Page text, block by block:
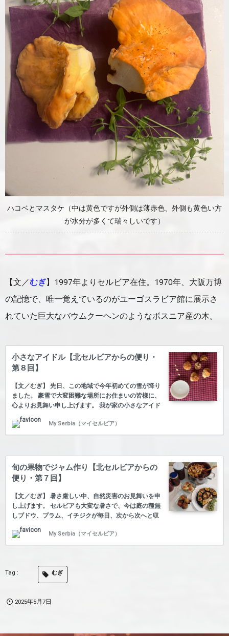
ハコベとマスタケ（中は黄色ですが外側は薄赤色、外側も黄色い方
が水分が多くて瑞々しいです）
【文／むぎ】1997年よりセルビア在住。1970年、大阪万博
の記憶で、唯一覚えているのがユーゴスラビア館に展示さ
れていた巨大なバウムクーヘンのようなボスニア産の木。
小さなアイドル【北セルビアからの便り・
第８回】
【文／むぎ】 先日、この地域で今年初めての雪が降り
ました。 豪雪で大変困難な場所にお住まいの皆様に、
心よりお見舞い申し上げます。 我が家の小さなアイド
ルは、ネズミくんです。 最近、やっとその存在に気が
ついて、可愛いらしさに魅了されています。 最初に見
た時は、あまりにも動きが早過ぎて、何が起きている
アニメ育ちなので、餌に早速チーズをあげてみまし
た。 ところが、アニメとは話が違い、ネズミはチーズ
を食べないことが分かりました。 そこで代わりに、オ
ートミール、小さなお塩味のスコーン、クルミを置き
ます。 白…
My Serbia（マイセルビア）
旬の果物でジャム作り【北セルビアからの
便り・第７回】
【文／むぎ】 暑さ厳しい中、自然災害のお見舞いを申
し上げます。 セルビアも大変な暑さで、今は庭の種無
しブドウ、プラム、イチジクが毎日、次から次へと収
獲されるのを待っています。 ご近所さん（お野菜専
門）に差し上げて大変喜んでいただき、ご自慢の完熟
トマトを有難く頂戴しております。 セルビアの「スラ
て、毎日せっせとジャムを作っています。 イチジクジ
ャム、プラムジャム、ミックスジャム（レモン入り）
作りました。 ジャムはヨーグルト・ドリンクや冷たい
My Serbia（マイセルビア）
むぎ
2025年5月7日